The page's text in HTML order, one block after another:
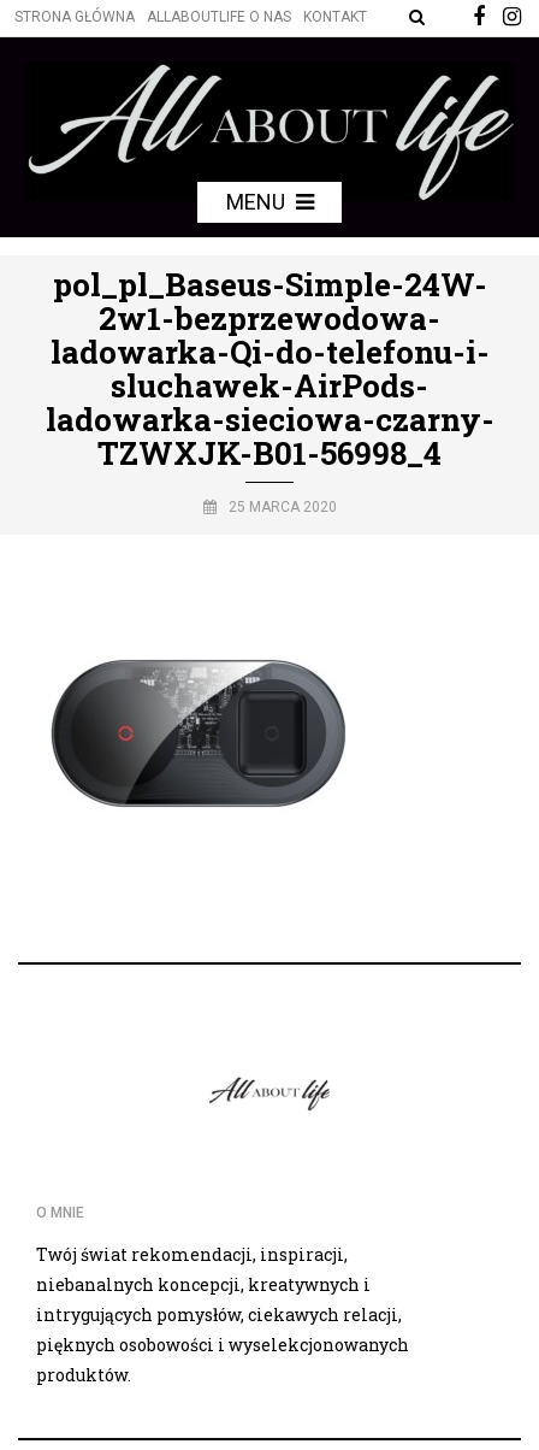
STRONA GŁÓWNA ALLABOUTLIFE O NAS KONTAKT
MENU
pol_pl_Baseus-Simple-24W-
2w1-bezprzewodowa-
ladowarka-Qi-do-telefonu-i-
sluchawek-AirPods-
ladowarka-sieciowa-czarny-
TZWXJK-B01-56998_4
25 MARCA 2020
O MNIE
Twój świat rekomendacji, inspiracji,
niebanalnych koncepcji, kreatywnych i
intrygujących pomysłów, ciekawych relacji,
pięknych osobowości i wyselekcjonowanych
produktów.